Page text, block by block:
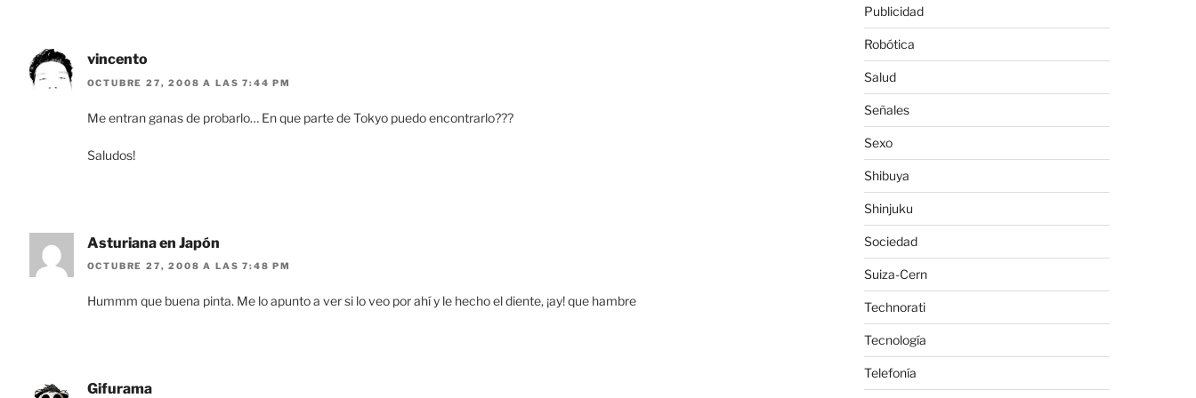
vincento
OCTUBRE 27, 2008 A LAS 7:44 PM
Me entran ganas de probarlo… En que parte de Tokyo puedo encontrarlo???
Saludos!
Asturiana en Japón
OCTUBRE 27, 2008 A LAS 7:48 PM
Hummm que buena pinta. Me lo apunto a ver si lo veo por ahí y le hecho el diente, ¡ay! que hambre
Gifurama
Publicidad
Robótica
Salud
Señales
Sexo
Shibuya
Shinjuku
Sociedad
Suiza-Cern
Technorati
Tecnología
Telefonía